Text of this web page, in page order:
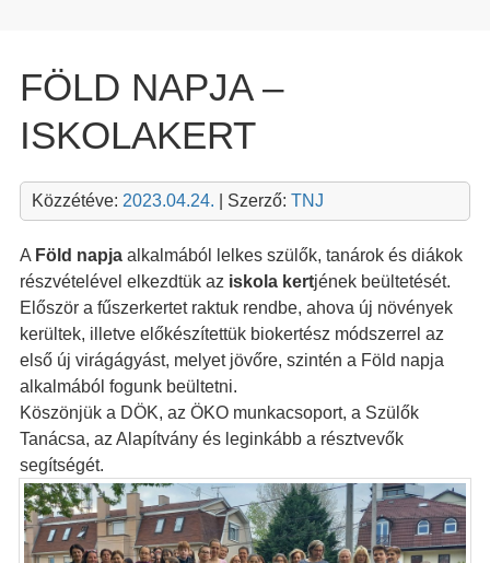
FÖLD NAPJA –
ISKOLAKERT
Közzétéve: 2023.04.24. | Szerző: TNJ
A Föld napjaalkalmából lelkes szülők, tanárok és diákok
részvételével elkezdtük az iskola kertjének beültetését.
Először a fűszerkertet raktuk rendbe, ahova új növények
kerültek, illetve előkészítettük biokertész módszerrel az
első új virágágyást, melyet jövőre, szintén a Föld napja
alkalmából fogunk beültetni.
Köszönjük a DÖK, az ÖKO munkacsoport, a Szülők
Tanácsa, az Alapítvány és leginkább a résztvevők
segítségét.